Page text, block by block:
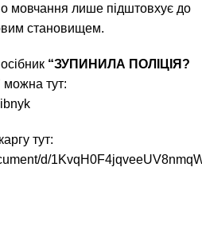
мовчання лише підштовхує до
становищем.
“ЗУПИНИЛА ПОЛІЦІЯ?
можна тут:
тут:
d/